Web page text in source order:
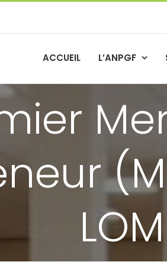
ACCUEIL L’ANPGF